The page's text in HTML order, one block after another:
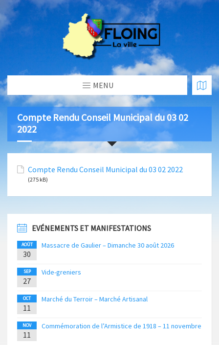
MENU
Compte Rendu Conseil Municipal du 03 02
2022
Compte Rendu Conseil Municipal du 03 02 2022
(275 kB)
EVÉNEMENTS ET MANIFESTATIONS
AOÛT
30
Massacre de Gaulier – Dimanche 30 août 2026
SEP
27
Vide-greniers
OCT
11
Marché du Terroir – Marché Artisanal
NOV
11
Commémoration de l’Armistice de 1918 – 11 novembre